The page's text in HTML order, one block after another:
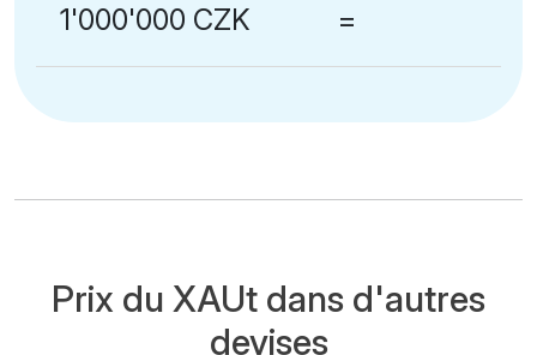
1'000'000 CZK =
Prix du XAUt dans d'autres
devises